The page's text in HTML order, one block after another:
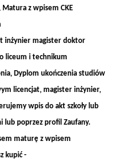
z wpisem CKE
inżynier magister doktor
liceum i technikum
Dyplom ukończenia studiów
licencjat, magister inżynier,
wpis do akt szkoły lub
lub poprzez profil Zaufany.
maturę z wpisem
kupić -